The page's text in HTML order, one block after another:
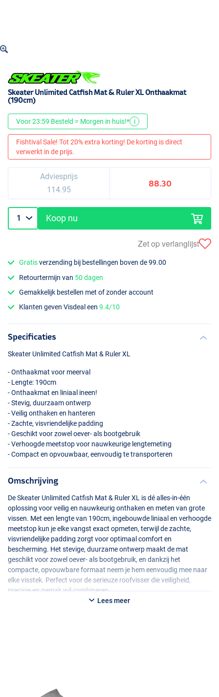
Skeater Unlimited Catfish Mat & Ruler XL Onthaakmat
(190cm)
Voor 23:59 Besteld = Morgen in huis!* i
Fishtival Sale! Tot 20% extra korting! De korting is direct
verwerkt in de prijs.
Adviesprijs
114.95
88.30
Koop nu
Zet op verlanglijst
Gratisverzending bij bestellingen boven de 99.00
Retourtermijn van 50 dagen
Gemakkelijk bestellen met of zonder account
Klanten geven Visdeal een9.4/10
Specificaties
Skeater Unlimited Catfish Mat & Ruler XL
- Onthaakmat voor meerval
- Lengte: 190cm
- Onthaakmat en liniaal ineen!
- Stevig, duurzaam ontwerp
- Veilig onthaken en hanteren
- Zachte, visvriendelijke padding
- Geschikt voor zowel oever- als bootgebruik
- Verhoogde meetstop voor nauwkeurige lengtemeting
- Compact en opvouwbaar, eenvoudig te transporteren
Omschrijving
De Skeater Unlimited Catfish Mat & Ruler XL is dé alles-in-één
oplossing voor veilig en nauwkeurig onthaken en meten van grote
vissen. Met een lengte van 190cm, ingebouwde liniaal en verhoogde
meetstop kun je elke vangst exact opmeten, terwijl de zachte,
visvriendelijke padding zorgt voor optimaal comfort en
bescherming. Het stevige, duurzame ontwerp maakt de mat
geschikt voor zowel oever- als bootgebruik, en dankzij het
compacte, opvouwbare formaat neem je hem eenvoudig mee naar
elke visstek. Perfect voor de serieuze roofvisser die veiligheid,
precisie en gemak wil combineren.
Lees meer